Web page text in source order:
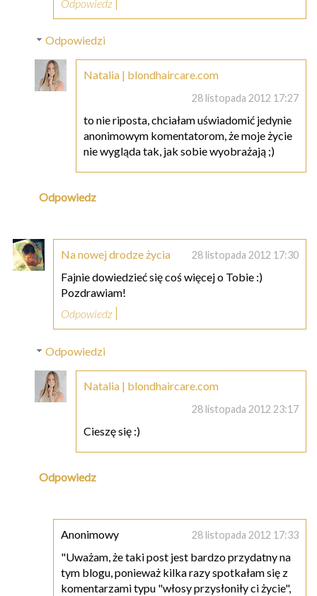
Odpowiedz
Odpowiedzi
Natalia | blondhaircare.com
28 listopada 2012 17:27
to nie riposta, chciałam uświadomić jedynie
anonimowym komentatorom, że moje życie
nie wygląda tak, jak sobie wyobrażają ;)
Odpowiedz
Na nowej drodze życia 28 listopada 2012 17:30
Fajnie dowiedzieć się coś więcej o Tobie :)
Pozdrawiam!
Odpowiedz
Odpowiedzi
Natalia | blondhaircare.com
28 listopada 2012 23:17
Cieszę się :)
Odpowiedz
Anonimowy 28 listopada 2012 17:33
"Uważam, że taki post jest bardzo przydatny na
tym blogu, ponieważ kilka razy spotkałam się z
komentarzami typu "włosy przysłoniły ci życie",